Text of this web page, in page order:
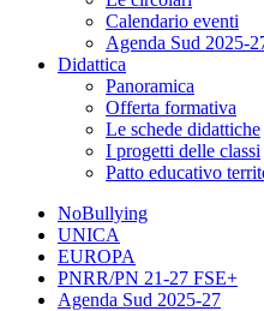
Calendario eventi
Agenda Sud 2025-
Didattica
Panoramica
Offerta formativa
Le schede didattiche
I progetti delle classi
Patto educativo
NoBullying
UNICA
EUROPA
PNRR/PN 21-27 FSE+
Agenda Sud 2025-27